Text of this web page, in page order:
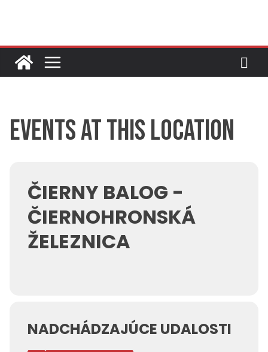
Events at this location
ČIERNY BALOG -
ČIERNOHRONSKÁ
ŽELEZNICA
NADCHÁDZAJÚCE UDALOSTI